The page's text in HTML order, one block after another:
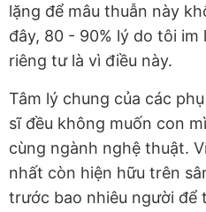
lặng để mâu thuẫn này
đây, 80 - 90% lý do tôi
riêng tư là vì điều này.
Tâm lý chung của các
sĩ đều không muốn con
cùng ngành nghệ thuật.
nhất còn hiện hữu trên
trước bao nhiêu người để